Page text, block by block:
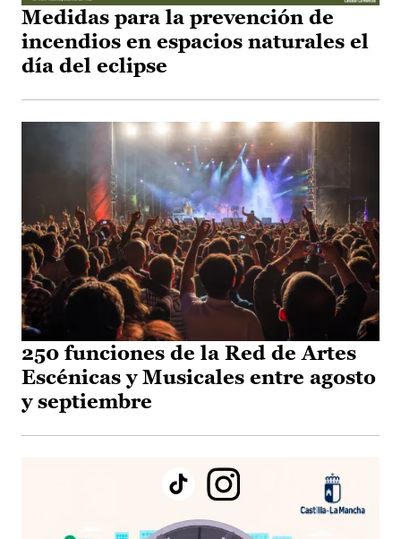
Medidas para la prevención de
incendios en espacios naturales el
día del eclipse
250 funciones de la Red de Artes
Escénicas y Musicales entre agosto
y septiembre